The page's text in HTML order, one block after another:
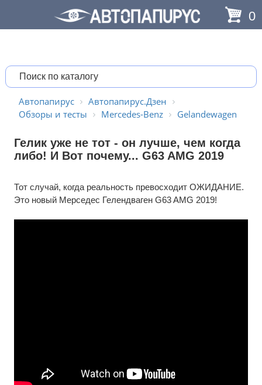
0
Автопапирус
Автопапирус.Дзен
Обзоры и тесты
Mercedes-Benz Gelandewagen
Гелик уже не тот - он лучше, чем когда
либо! И Вот почему... G63 AMG 2019
Тот случай, когда реальность превосходит ОЖИДАНИЕ.
Это новый Мерседес Гелендваген G63 AMG 2019!